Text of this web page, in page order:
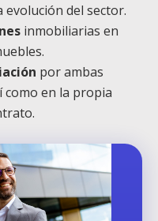
evolución del sector.
inmobiliarias en
por ambas
como en la propia